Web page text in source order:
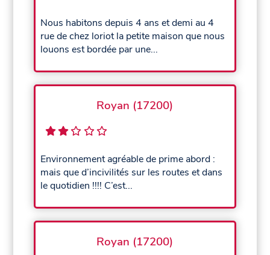
Nous habitons depuis 4 ans et demi au 4
rue de chez loriot la petite maison que nous
louons est bordée par une...
Royan (17200)
Environnement agréable de prime abord :
mais que d’incivilités sur les routes et dans
le quotidien !!!! C’est...
Royan (17200)